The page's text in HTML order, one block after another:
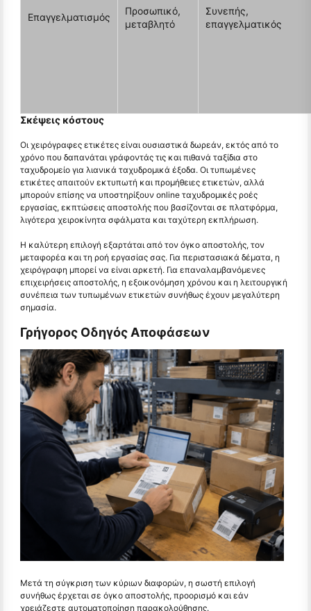
Επαγγελματισμός
Προσωπικό,
μεταβλητό
Συνεπής,
επαγγελματικός
Σκέψεις κόστους
Οι χειρόγραφες ετικέτες είναι ουσιαστικά δωρεάν, εκτός από το
χρόνο που δαπανάται γράφοντάς τις και πιθανά ταξίδια στο
ταχυδρομείο για λιανικά ταχυδρομικά έξοδα. Οι τυπωμένες
ετικέτες απαιτούν εκτυπωτή και προμήθειες ετικετών, αλλά
μπορούν επίσης να υποστηρίξουν online ταχυδρομικές ροές
εργασίας, εκπτώσεις αποστολής που βασίζονται σε πλατφόρμα,
λιγότερα χειροκίνητα σφάλματα και ταχύτερη εκπλήρωση.
Η καλύτερη επιλογή εξαρτάται από τον όγκο αποστολής, τον
μεταφορέα και τη ροή εργασίας σας. Για περιστασιακά δέματα, η
χειρόγραφη μπορεί να είναι αρκετή. Για επαναλαμβανόμενες
επιχειρήσεις αποστολής, η εξοικονόμηση χρόνου και η λειτουργική
συνέπεια των τυπωμένων ετικετών συνήθως έχουν μεγαλύτερη
σημασία.
Γρήγορος Οδηγός Αποφάσεων
Μετά τη σύγκριση των κύριων διαφορών, η σωστή επιλογή
συνήθως έρχεται σε όγκο αποστολής, προορισμό και εάν
χρειάζεστε αυτοματοποίηση παρακολούθησης.